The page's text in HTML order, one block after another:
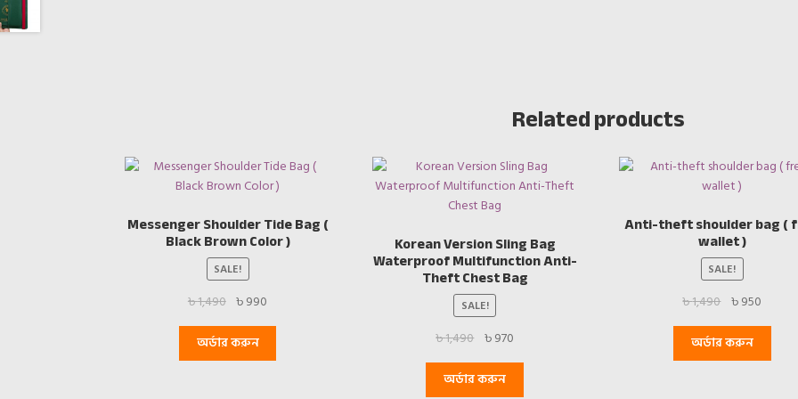
Related products
Messenger Shoulder Tide Bag (
Black Brown Color )
SALE!
৳1,490 Original
was:
৳ 1,490.
৳990
৳ 990.
অর্ডার করুন
Korean Version Sling Bag
Waterproof Multifunction Anti-
Theft Chest Bag
SALE!
৳1,490 Original
was:
৳970
অর্ডার করুন
Anti-theft shoulder bag (
wallet )
SALE!
৳1,490 Original
was:
৳ 1,490.
৳950
৳ 950.
অর্ডার করুন